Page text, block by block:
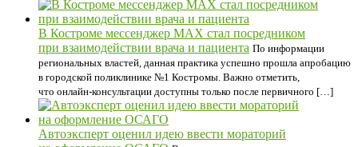
В Костроме мессенджер МАХ стал посредником
при взаимодействии врача и пациента По информации
региональных властей, данная практика успешно прошла апробацию
в городской поликлинике №1 Костромы. Важно отметить,
что онлайн-консультации доступны только после первичного […]
Автоэксперт оценил идею ввести мораторий